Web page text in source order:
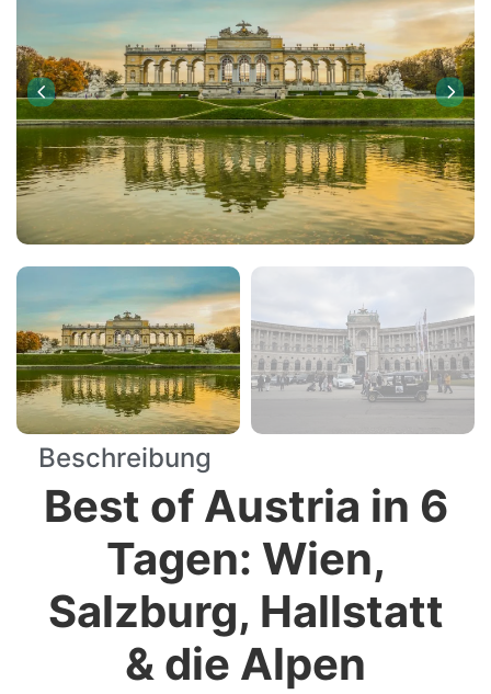
Beschreibung
Best of Austria in 6
Tagen: Wien,
Salzburg, Hallstatt
& die Alpen